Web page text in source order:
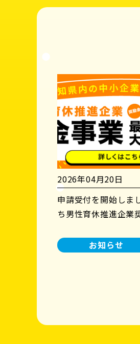
2026年04月20日
申請受付を開始しま
ち男性育休推進企業
お知らせ